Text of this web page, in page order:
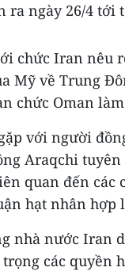
ra ngày 26/4 tới
chức Iran nêu
Mỹ về Trung
chức Oman
với người
Araqchi
quan đến các
hạt nhân hợp
nhà nước Iran
các quyền